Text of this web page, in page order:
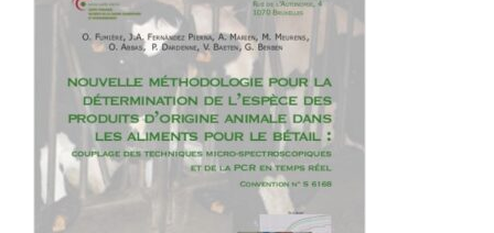
Achat en ligne
Panier WooCommerce